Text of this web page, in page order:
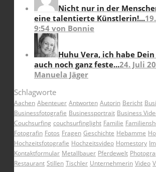
Nicht nur in der
eine talentierte Künstlerin!...
9:54 von Bonnie
Huhu Vera, ich habe
auch noch ganz feste...24. Juli
Manuela Jäger
Schlagworte
Aachen Abenteuer Antworten Autorin Bericht
Businessfotografie Businessportrait Business
Couchsurfing couchsurfinglight Familie
Fotografin Fotos Fragen Geschichte Hebamme
Hochzeitsfotografie Hochzeitsvideo Homestory
Kontaktformular Metallbauer Pferdewelt
Restaurant Stillen Tischler Unternehmerin Video